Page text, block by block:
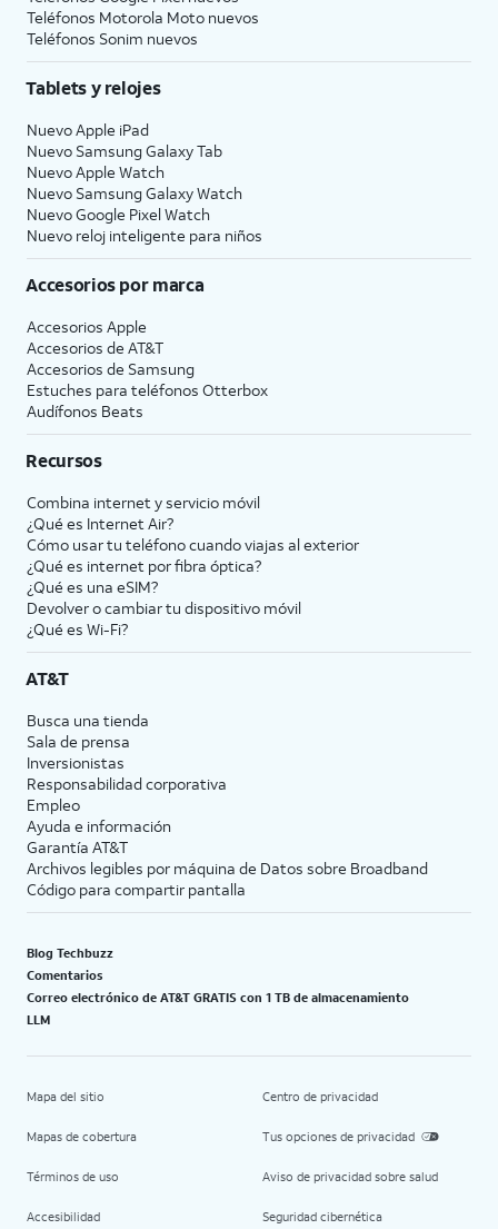
Teléfonos Motorola Moto nuevos
Teléfonos Sonim nuevos
Tablets y relojes
Nuevo Apple iPad
Nuevo Samsung Galaxy Tab
Nuevo Apple Watch
Nuevo Samsung Galaxy Watch
Nuevo Google Pixel Watch
Nuevo reloj inteligente para niños
Accesorios por marca
Accesorios Apple
Accesorios de AT&T
Accesorios de Samsung
Estuches para teléfonos Otterbox
Audífonos Beats
Recursos
Combina internet y servicio móvil
¿Qué es Internet Air?
Cómo usar tu teléfono cuando viajas al exterior
¿Qué es internet por fibra óptica?
¿Qué es una eSIM?
Devolver o cambiar tu dispositivo móvil
¿Qué es Wi-Fi?
AT&T
Busca una tienda
Sala de prensa
Inversionistas
Responsabilidad corporativa
Empleo
Ayuda e información
Garantía AT&T
Archivos legibles por máquina de Datos sobre Broadband
Código para compartir pantalla
Blog Techbuzz
Comentarios
Correo electrónico de AT&T GRATIS con 1 TB de almacenamiento
LLM
Mapa del sitio
Mapas de cobertura
Términos de uso
Accesibilidad
Centro de privacidad
Tus opciones de privacidad
Aviso de privacidad sobre salud
Seguridad cibernética